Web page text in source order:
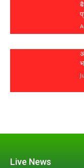
Live News